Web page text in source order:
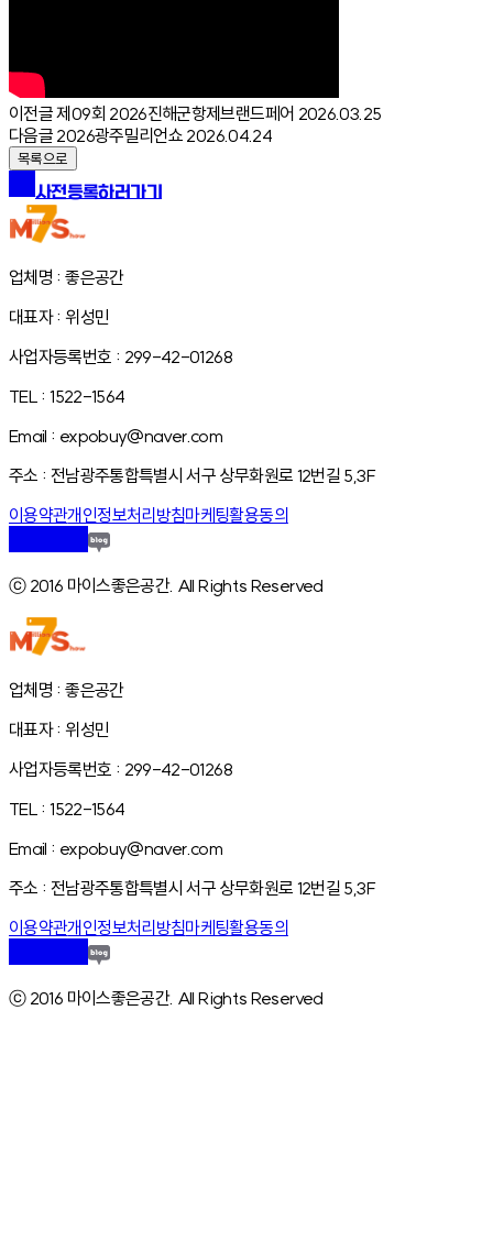
이전글제09회 2026진해군항제브랜드페어 2026.03.25
다음글 2026광주밀리언쇼 2026.04.24
목록으로
사전등록하러가기
업체명 : 좋은공간
대표자 : 위성민
사업자등록번호 : 299-42-01268
TEL : 1522-1564
Email : expobuy@naver.com
주소 : 전남광주통합특별시 서구 상무화원로 12번길 5,3F
이용약관개인정보처리방침마케팅활용동의
ⓒ 2016 마이스좋은공간. All Rights Reserved
업체명 : 좋은공간
대표자 : 위성민
사업자등록번호 : 299-42-01268
TEL : 1522-1564
Email : expobuy@naver.com
주소 : 전남광주통합특별시 서구 상무화원로 12번길 5,3F
이용약관개인정보처리방침마케팅활용동의
ⓒ 2016 마이스좋은공간. All Rights Reserved